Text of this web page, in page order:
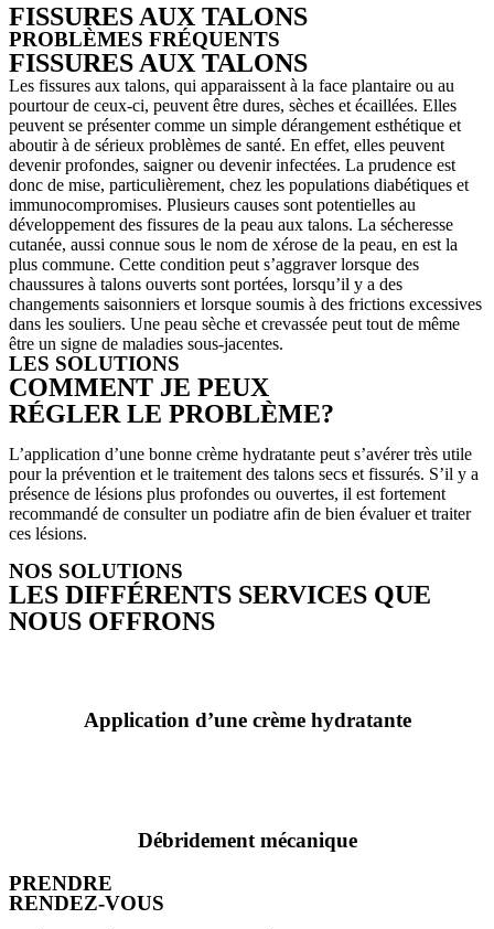
FISSURES AUX TALONS
PROBLÈMES FRÉQUENTS
FISSURES AUX TALONS
Les fissures aux talons, qui apparaissent à la face plantaire ou au
pourtour de ceux-ci, peuvent être dures, sèches et écaillées. Elles
peuvent se présenter comme un simple dérangement esthétique et
aboutir à de sérieux problèmes de santé. En effet, elles peuvent
devenir profondes, saigner ou devenir infectées. La prudence est
donc de mise, particulièrement, chez les populations diabétiques et
immunocompromises. Plusieurs causes sont potentielles au
développement des fissures de la peau aux talons. La sécheresse
cutanée, aussi connue sous le nom de xérose de la peau, en est la
plus commune. Cette condition peut s’aggraver lorsque des
chaussures à talons ouverts sont portées, lorsqu’il y a des
changements saisonniers et lorsque soumis à des frictions excessives
dans les souliers. Une peau sèche et crevassée peut tout de même
être un signe de maladies sous-jacentes.
LES SOLUTIONS
COMMENT JE PEUX
RÉGLER LE PROBLÈME?
L’application d’une bonne crème hydratante peut s’avérer très utile
pour la prévention et le traitement des talons secs et fissurés. S’il y a
présence de lésions plus profondes ou ouvertes, il est fortement
recommandé de consulter un podiatre afin de bien évaluer et traiter
ces lésions.
NOS SOLUTIONS
LES DIFFÉRENTS SERVICES QUE
NOUS OFFRONS
Application d’une crème hydratante
Débridement mécanique
PRENDRE
RENDEZ-VOUS